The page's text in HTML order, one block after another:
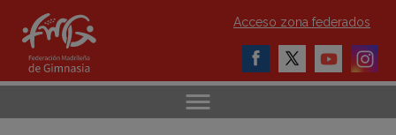
Acceso zona federados